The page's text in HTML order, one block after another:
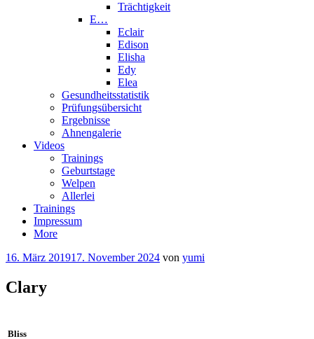
Trächtigkeit
E…
Eclair
Edison
Elisha
Edy
Elea
Gesundheitsstatistik
Prüfungsübersicht
Ergebnisse
Ahnengalerie
Videos
Trainings
Geburtstage
Welpen
Allerlei
Trainings
Impressum
More
16. März 201917. November 2024 von yumi
Clary
Bliss